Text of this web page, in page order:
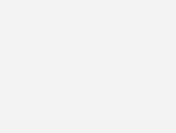
wäre-wenn“-Analysen
sind mithilfe des
aber auch gemeinnützige